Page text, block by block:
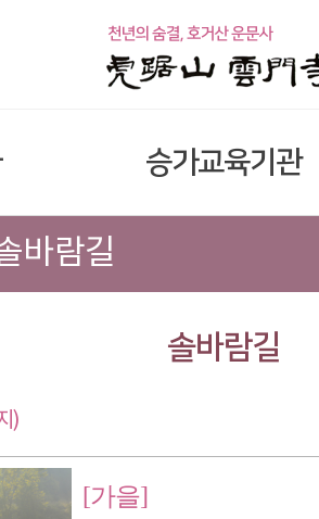
승가교육기관
바람길
솔바람길
)
[가을]